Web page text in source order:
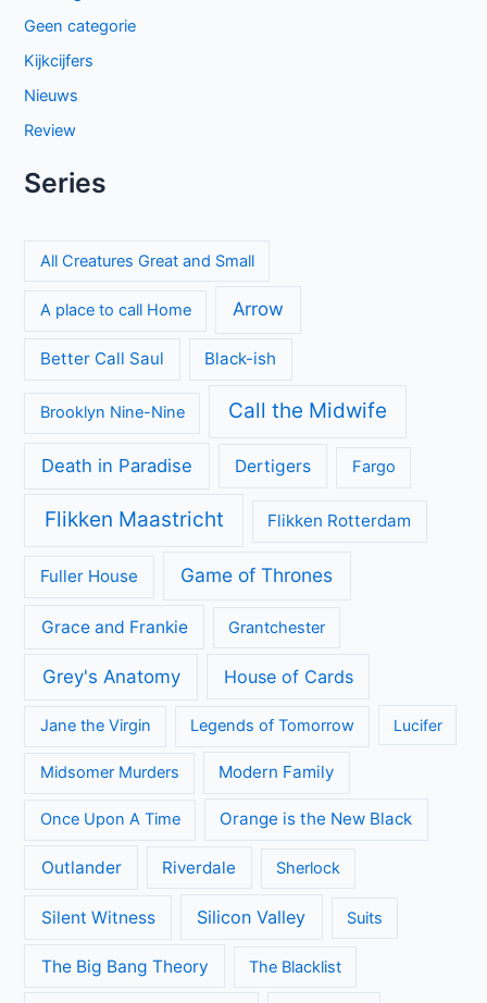
Cooper and Fry op BBC NL: Britse misdaadserie vol
klassenstrijd en een gevaarlijke rivaal
Beck seizoen 11 op NPO 3: nieuwe generatie in Zweedse
El mapa de los anhelos op Netflix: ontroerende Spaanse
Proyecto Final op Netflix: Mexicaanse tienerthriller over
online haat
Mystery Road seizoen 2 brengt duistere geheimen naar het
Entre padre e hijo op Netflix: spannende Mexicaanse
Geen categorie
Kijkcijfers
Review
Series
All Creatures Great and Small
A place to call Home Arrow
Better Call Saul Black-ish
Brooklyn Nine-Nine Call the Midwife
Death in Paradise Dertigers